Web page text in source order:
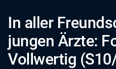
In aller
jungen Ärzte:
Vollwertig